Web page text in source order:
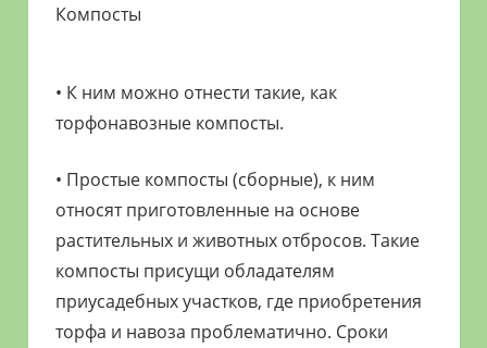
Компосты
• К ним можно отнести такие, как
торфонавозные компосты.
• Простые компосты (сборные), к ним
относят приготовленные на основе
растительных и животных отбросов. Такие
компосты присущи обладателям
приусадебных участков, где приобретения
торфа и навоза проблематично. Сроки